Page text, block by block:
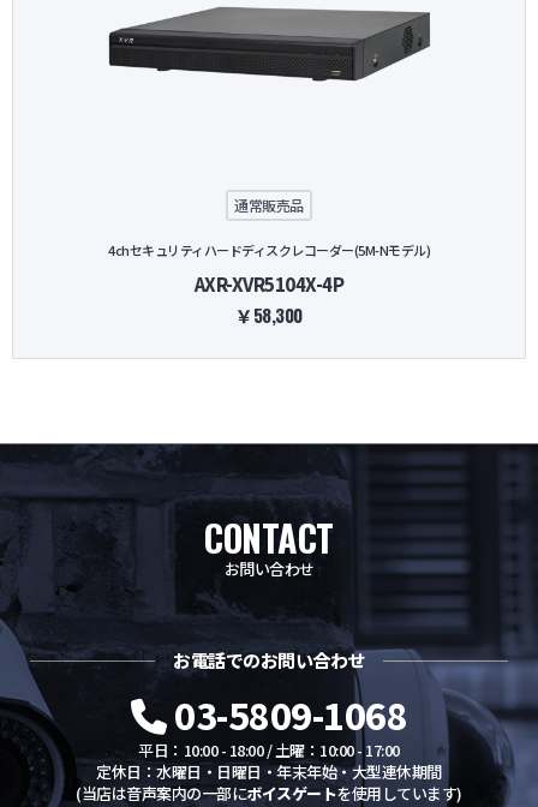
通常販売品
4chセキュリティハードディスクレコーダー(5M-Nモデル)
AXR-XVR5104X-4P
￥58,300
CONTACT
お問い合わせ
お電話でのお問い合わせ
03-5809-1068
平日：10:00 - 18:00 / 土曜：10:00 - 17:00
定休日：水曜日・日曜日・年末年始・大型連休期間
(当店は音声案内の一部にボイスゲートを使用しています)